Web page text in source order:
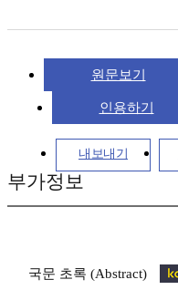
원문보기
인용하기
내보내기
부가정보
국문 초록 (Abstract)